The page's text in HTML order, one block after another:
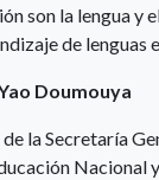
son la lengua y
de lenguas
Doumouya
la Secretaría
Nacional